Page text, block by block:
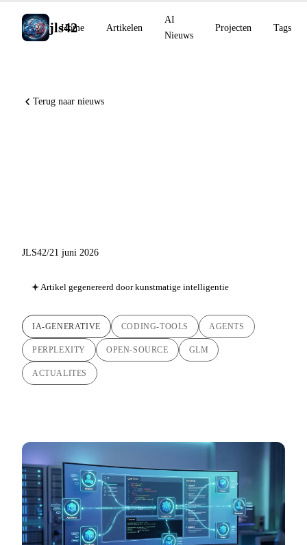
jls42
Home Artikelen
AI
Nieuws
Projecten Tags
Terug naar nieuws
JLS42/21 juni 2026
Artikel gegenereerd door kunstmatige intelligentie
IA-GENERATIVE CODING-TOOLS AGENTS
PERPLEXITY OPEN-SOURCE GLM
ACTUALITES